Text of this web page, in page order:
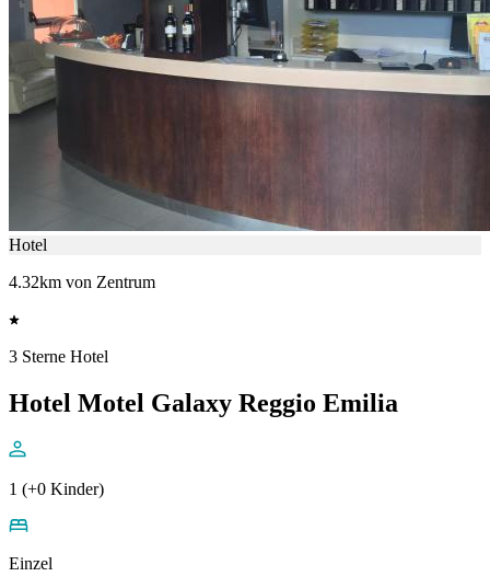
Hotel
4.32km von Zentrum
3 Sterne Hotel
Hotel Motel Galaxy Reggio Emilia
1 (+0 Kinder)
Einzel